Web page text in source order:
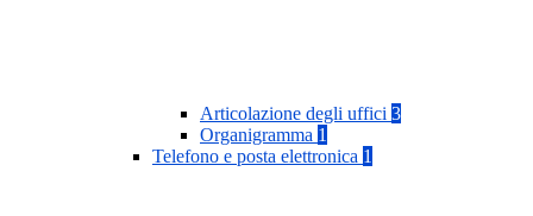
Articolazione degli uffici 3
Organigramma 1
Telefono e posta elettronica 1